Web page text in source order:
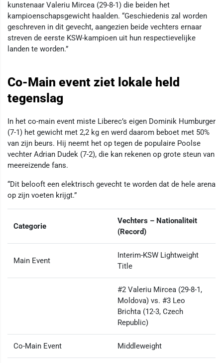
kunstenaar Valeriu Mircea (29-8-1) die beiden het
kampioenschapsgewicht haalden. “Geschiedenis zal worden
geschreven in dit gevecht, aangezien beide vechters ernaar
streven de eerste KSW-kampioen uit hun respectievelijke
landen te worden.”
Co-Main event ziet lokale held
tegenslag
In het co-main event miste Liberec’s eigen Dominik Humburger
(7-1) het gewicht met 2,2 kg en werd daarom beboet met 50%
van zijn beurs. Hij neemt het op tegen de populaire Poolse
vechter Adrian Dudek (7-2), die kan rekenen op grote steun van
meereizende fans.
“Dit belooft een elektrisch gevecht te worden dat de hele arena
op zijn voeten krijgt.”
Categorie
Vechters – Nationaliteit
(Record)
Main Event
Interim-KSW Lightweight
Title
#2 Valeriu Mircea (29-8-1,
Moldova) vs. #3 Leo
Brichta (12-3, Czech
Republic)
Co-Main Event Middleweight